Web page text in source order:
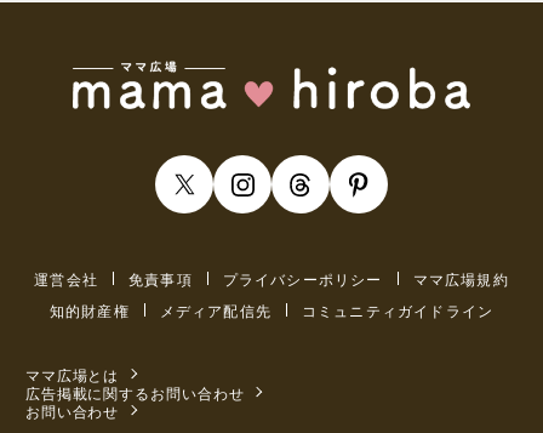
運営会社 免責事項 プライバシーポリシー
ママ広場規約
知的財産権
メディア配信先 コミュニティガイドライン
ママ広場とは
広告掲載に関するお問い合わせ
お問い合わせ